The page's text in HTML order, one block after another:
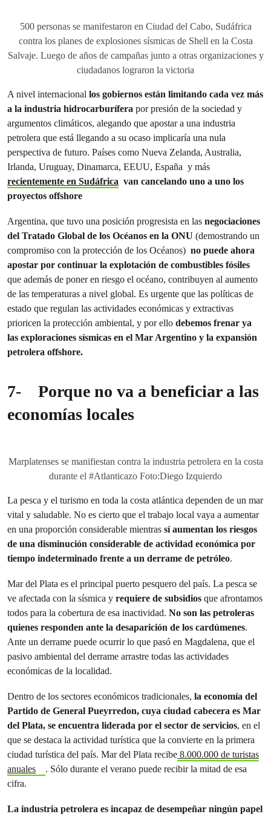
500 personas se manifestaron en Ciudad del Cabo, Sudáfrica
contra los planes de explosiones sísmicas de Shell en la Costa
Salvaje. Luego de años de campañas junto a otras organizaciones y
ciudadanos lograron la victoria
A nivel internacional los gobiernos están limitando cada vez más
a la industria hidrocarburífera por presión de la sociedad y
argumentos climáticos, alegando que apostar a una industria
petrolera que está llegando a su ocaso implicaría una nula
perspectiva de futuro. Países como Nueva Zelanda, Australia,
Irlanda, Uruguay, Dinamarca, EEUU, España y más
recientemente en Sudáfrica van cancelando uno a uno los
proyectos offshore
Argentina, que tuvo una posición progresista en las negociaciones
del Tratado Global de los Océanos en la ONU (demostrando un
compromiso con la protección de los Océanos) no puede ahora
apostar por continuar la explotación de combustibles fósiles
que además de poner en riesgo el océano, contribuyen al aumento
de las temperaturas a nivel global. Es urgente que las políticas de
estado que regulan las actividades económicas y extractivas
prioricen la protección ambiental, y por ello debemos frenar ya
las exploraciones sísmicas en el Mar Argentino y la expansión
petrolera offshore.
7-
Porque no va a beneficiar a las
economías locales
Marplatenses se manifiestan contra la industria petrolera en la costa
durante el #Atlanticazo Foto:Diego Izquierdo
La pesca y el turismo en toda la costa atlántica dependen de un mar
vital y saludable. No es cierto que el trabajo local vaya a aumentar
en una proporción considerable mientras sí aumentan los riesgos
de una disminución considerable de actividad económica por
tiempo indeterminado frente a un derrame de petróleo.
Mar del Plata es el principal puerto pesquero del país. La pesca se
ve afectada con la sísmica y requiere de subsidios que afrontamos
todos para la cobertura de esa inactividad. No son las petroleras
quienes responden ante la desaparición de los cardúmenes.
Ante un derrame puede ocurrir lo que pasó en Magdalena, que el
pasivo ambiental del derrame arrastre todas las actividades
económicas de la localidad.
Dentro de los sectores económicos tradicionales, la economía del
Partido de General Pueyrredon, cuya ciudad cabecera es Mar
del Plata, se encuentra liderada por el sector de servicios, en el
que se destaca la actividad turística que la convierte en la primera
ciudad turística del país. Mar del Plata recibe 8.000.000 de turistas
anuales
. Sólo durante el verano puede recibir la mitad de esa
cifra.
La industria petrolera es incapaz de desempeñar ningún papel